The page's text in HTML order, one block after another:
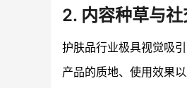
2. 内容种草与
护肤品行业极具视觉吸
产品的质地、使用效果